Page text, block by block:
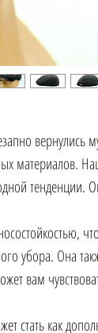
вернулись
материалов.
тенденции.
убора. Она
вам
стать как